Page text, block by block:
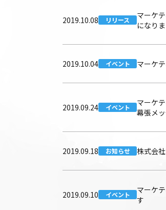
2019.10.08 リリース
マーケ
になりま
2019.10.04 イベント マーケ
2019.09.24 イベント
マーケ
幕張メ
2019.09.18 お知らせ 株式会
2019.09.10 イベント
マーケ
す